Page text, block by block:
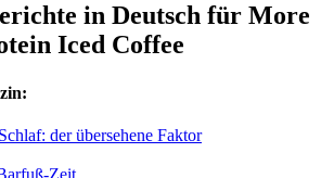
in Deutsch für More
Iced Coffee
der übersehene Faktor
Zeit